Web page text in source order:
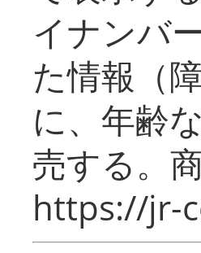
イナンバ
た情報（
に、年齢
売する。
https://jr-